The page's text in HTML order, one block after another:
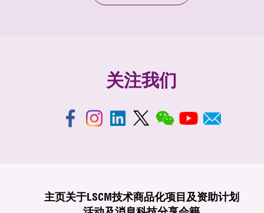
关注我们
主页关于LSCM技术商品化项目及资助计划